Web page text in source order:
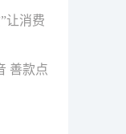
让消费
善款点